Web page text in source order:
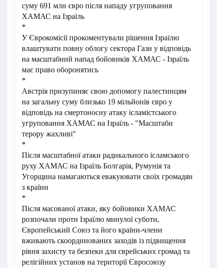
суму 691 млн євро після нападу угруповання
ХАМАС на Ізраїль
*
У Єврокомісії прокоментували рішення Ізраїлю
влаштувати повну облогу сектора Гази у відповідь
на масштабний напад бойовиків ХАМАС - Ізраїль
має право оборонятись
*
Австрія призупиняє свою допомогу палестинцям
на загальну суму близько 19 мільйонів євро у
відповідь на смертоносну атаку ісламістського
угруповання ХАМАС на Ізраїль - "Масштаби
терору жахливі"
*
Після масштабної атаки радикального ісламського
руху ХАМАС на Ізраїль Болгарія, Румунія та
Угорщина намагаються евакуювати своїх громадян
з країни
*
Після масованої атаки, яку бойовики ХАМАС
розпочали проти Ізраїлю минулої суботи,
Європейський Союз та його країни-члени
вживають скоординованих заходів із підвищення
рівня захисту та безпеки для єврейських громад та
релігійних установ на території Євросоюзу